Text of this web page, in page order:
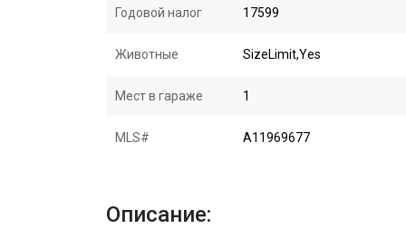
Годовой налог 17599
Животные SizeLimit,Yes
Мест в гараже 1
MLS# A11969677
Описание: